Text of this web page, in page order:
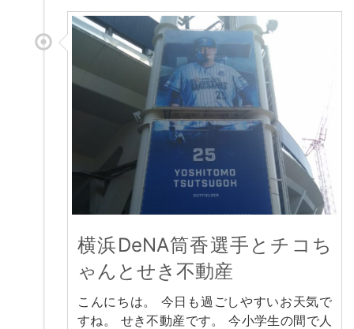
横浜DeNA筒香選手とチコち
ゃんとせき不動産
こんにちは。 今日も過ごしやすいお天気で
すね。 せき不動産です。 今小学生の間で人